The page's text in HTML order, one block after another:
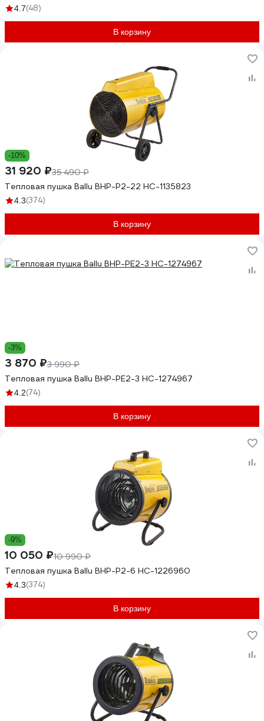
4.7(48)
В корзину
-10%
31 920 ₽35 490 ₽
Тепловая пушка Ballu BHP-P2-22 НС-1135823
4.3(374)
В корзину
-3%
3 870 ₽3 990 ₽
Тепловая пушка Ballu BHP-PE2-3 НС-1274967
4.2(74)
В корзину
-9%
10 050 ₽10 990 ₽
Тепловая пушка Ballu BHP-P2-6 НС-1226960
4.3(374)
В корзину